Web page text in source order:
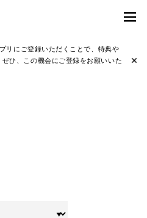
リにご登録いただくことで、特典や
ひ、この機会にご登録をお願いいた